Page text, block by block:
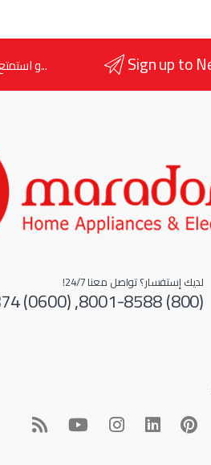
Sign up to ...و
لديك إستفسار؟ تواصل معنا 24/7!
(800) 8001-8588, (0600) 874 548